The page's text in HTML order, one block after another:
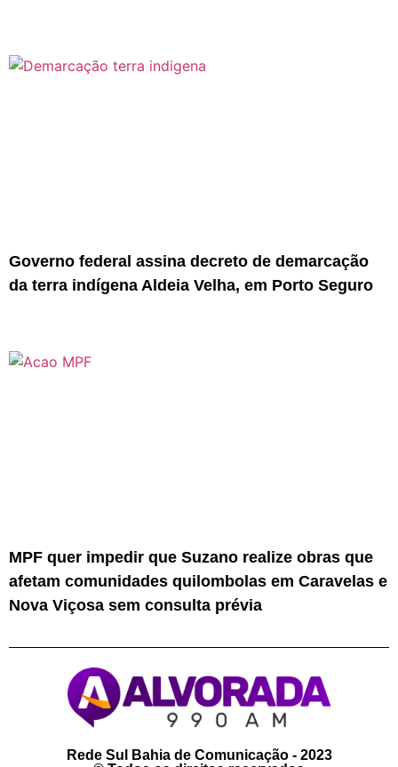
Governo federal assina decreto de demarcação
da terra indígena Aldeia Velha, em Porto Seguro
MPF quer impedir que Suzano realize obras que
afetam comunidades quilombolas em Caravelas e
Nova Viçosa sem consulta prévia
Rede Sul Bahia de Comunicação - 2023